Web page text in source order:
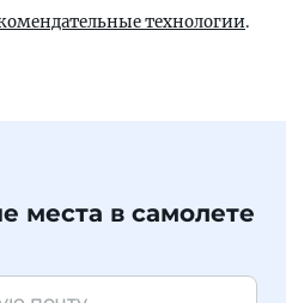
технологии.
места в самолете